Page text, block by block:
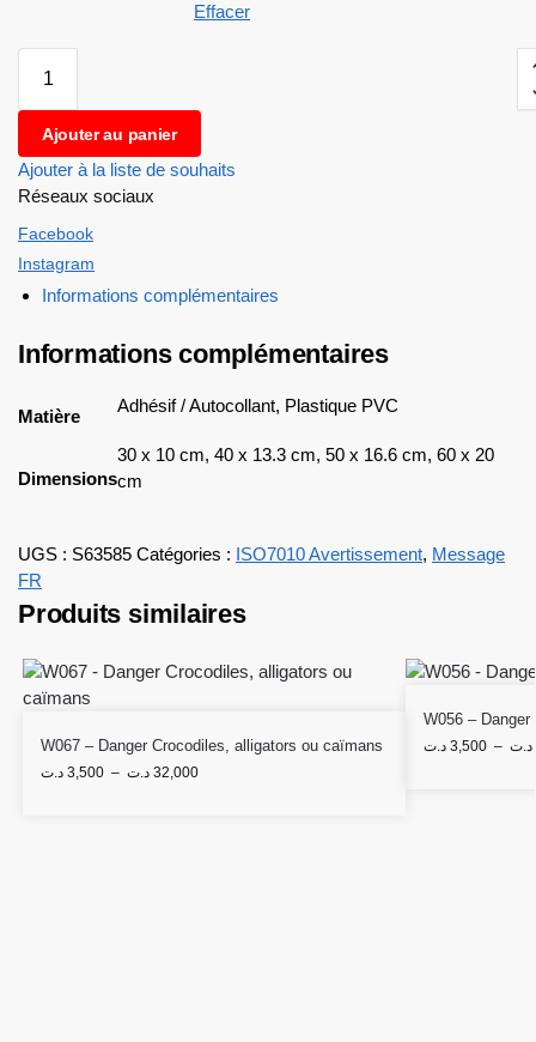
Effacer
Ajouter au panier
Ajouter à la liste de souhaits
Réseaux sociaux
Facebook
Instagram
Informations complémentaires
Informations complémentaires
Matière
Adhésif / Autocollant, Plastique PVC
Dimensions
30 x 10 cm, 40 x 13.3 cm, 50 x 16.6 cm, 60 x 20
cm
UGS : S63585 Catégories : ISO7010 Avertissement, Message
FR
Produits similaires
W067 – Danger Crocodiles, alligators ou caïmans
3,500 د.ت – 32,000 د.ت
W056 –
3,500 د.ت – د.ت